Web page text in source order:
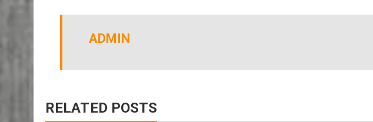
ADMIN
RELATED POSTS